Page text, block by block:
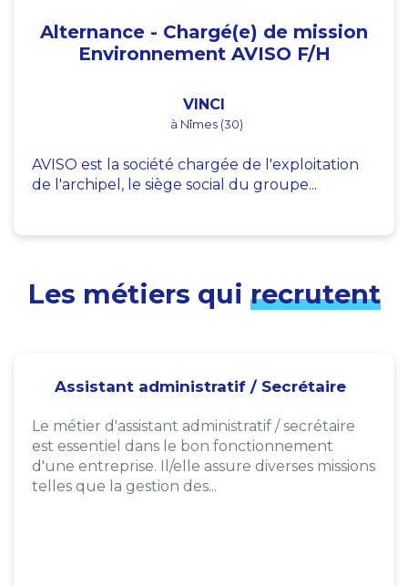
Alternance - Chargé(e) de mission
Environnement AVISO F/H
VINCI
à Nîmes (30)
AVISO est la société chargée de l'exploitation
de l'archipel, le siège social du groupe...
Les métiers qui recrutent
Assistant administratif / Secrétaire
Le métier d'assistant administratif / secrétaire
est essentiel dans le bon fonctionnement
d'une entreprise. Il/elle assure diverses missions
telles que la gestion des...